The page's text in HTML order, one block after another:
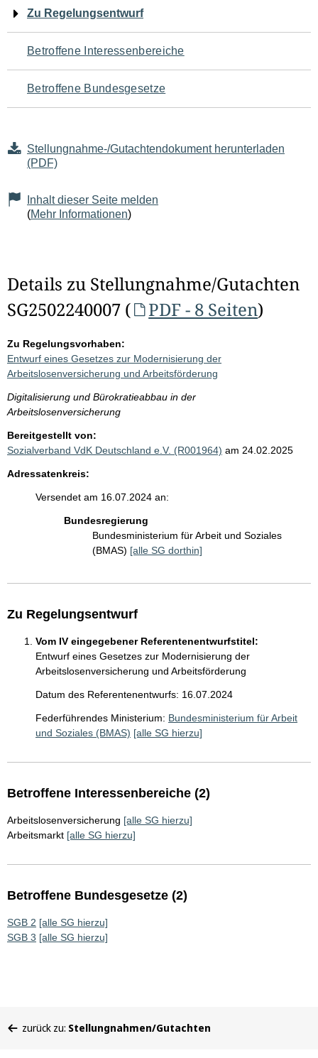
den
Seiteninhalt
Zu Regelungsentwurf
Betroffene Interessenbereiche
Betroffene Bundesgesetze
Stellungnahme-/Gutachtendokument herunterladen
(PDF)
Inhalt dieser Seite melden
(Mehr Informationen)
Details zu Stellungnahme/Gutachten
SG2502240007 (
PDF - 8 Seiten)
Zu Regelungsvorhaben:
Entwurf eines Gesetzes zur Modernisierung der
Arbeitslosenversicherung und Arbeitsförderung
Digitalisierung und Bürokratieabbau in der
Arbeitslosenversicherung
Bereitgestellt von:
Sozialverband VdK Deutschland e.V. (R001964) am 24.02.2025
Adressatenkreis:
Versendet am 16.07.2024 an:
Bundesregierung
Bundesministerium für Arbeit und Soziales
(BMAS) [alle SG dorthin]
Zu Regelungsentwurf
Vom IV eingegebener Referentenentwurfstitel:
Entwurf eines Gesetzes zur Modernisierung der
Arbeitslosenversicherung und Arbeitsförderung
Datum des Referentenentwurfs: 16.07.2024
Federführendes Ministerium: Bundesministerium für Arbeit
und Soziales (BMAS) [alle SG hierzu]
Betroffene Interessenbereiche (2)
Arbeitslosenversicherung [alle SG hierzu]
Arbeitsmarkt [alle SG hierzu]
Betroffene Bundesgesetze (2)
SGB 2 [alle SG hierzu]
SGB 3 [alle SG hierzu]
befinden
zurück zu: Stellungnahmen/Gutachten